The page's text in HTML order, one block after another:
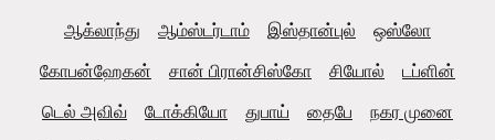
ஆக்லாந்து ஆம்ஸ்டர்டாம் இஸ்தான்புல்
ஒஸ்லோ
கோபன்ஹேகன்
சான் பிரான்சிஸ்கோ சியோல்
டப்ளின்
டெல் அவிவ்
டோக்கியோ துபாய் தைபே
நகர முனை